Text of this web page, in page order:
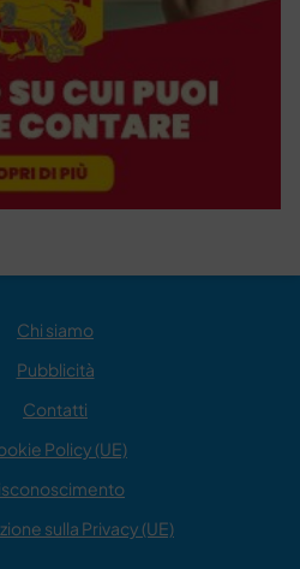
Chi siamo
Pubblicità
Contatti
Policy (UE)
sulla Privacy (UE)